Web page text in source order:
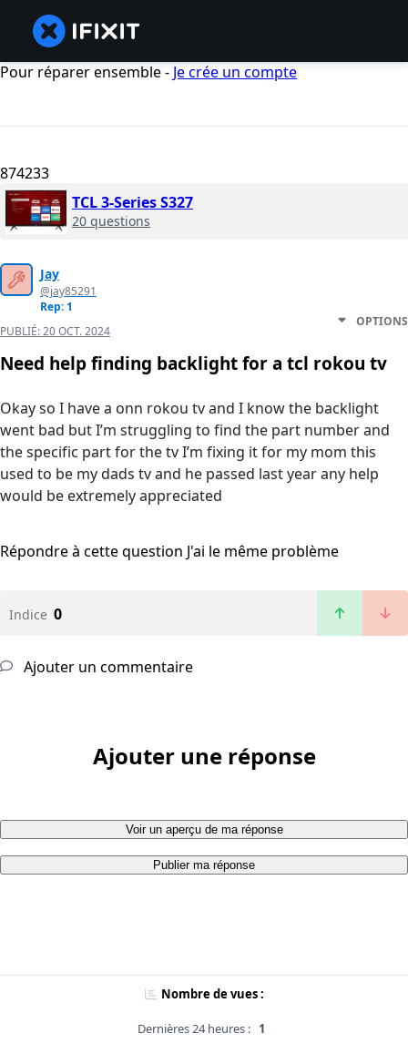
Pour réparer ensemble - Je crée un compte
874233
TCL 3-Series S327
20 questions
Jay
@jay85291
Rep: 1
PUBLIÉ:20 OCT. 2024
OPTIONS
Need help finding backlight for a tcl rokou tv
Okay so I have a onn rokou tv and I know the backlight
went bad but I’m struggling to find the part number and
the specific part for the tv I’m fixing it for my mom this
used to be my dads tv and he passed last year any help
would be extremely appreciated
Répondre à cette question J'ai le même problème
Indice 0
Ajouter un commentaire
Ajouter une réponse
Voir un aperçu de ma réponse
Publier ma réponse
Nombre de vues :
Dernières 24 heures : 1